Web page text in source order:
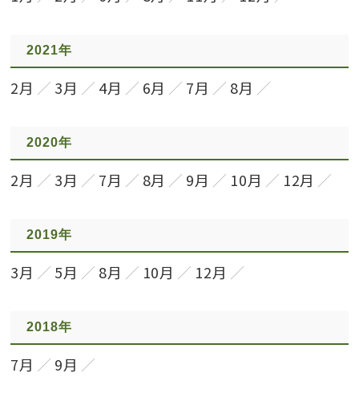
2021年
2月 3月 4月 6月 7月 8月
2020年
2月 3月 7月 8月 9月 10月 12月
2019年
3月 5月 8月 10月 12月
2018年
7月 9月